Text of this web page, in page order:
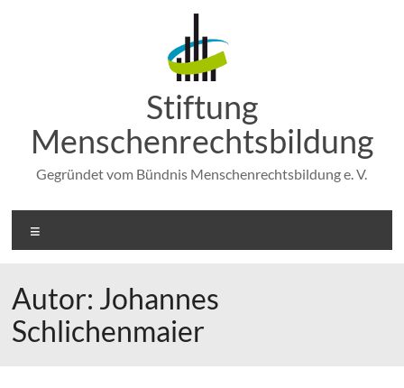
Stiftung
Menschenrechtsbildung
Gegründet vom Bündnis Menschenrechtsbildung e. V.
Autor: Johannes
Schlichenmaier